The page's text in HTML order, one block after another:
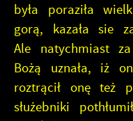
była poraziła
gorą, kazała sie
Ale natychmiast
Bożą uznała, iż
roztrącił onę też
służebniki